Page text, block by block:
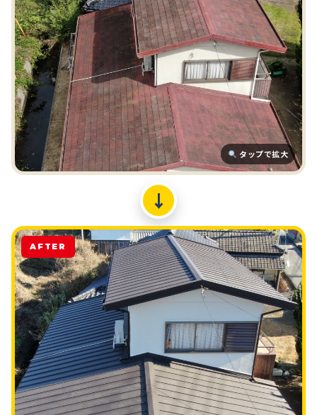
タップで拡大
↓
AFTER